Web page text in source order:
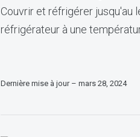
Couvrir et réfrigérer jusqu'au
réfrigérateur à une
Dernière mise à jour – mars 28, 2024